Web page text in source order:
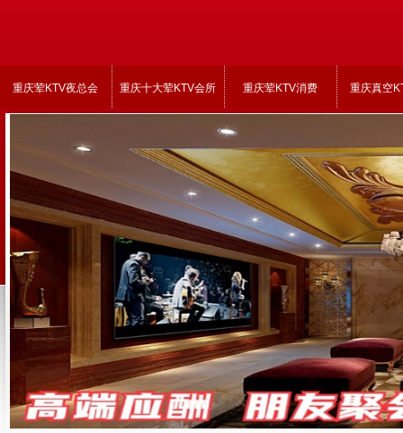
重庆荤KTV夜总会 重庆十大荤KTV会所 重庆荤KTV消费 重庆真空